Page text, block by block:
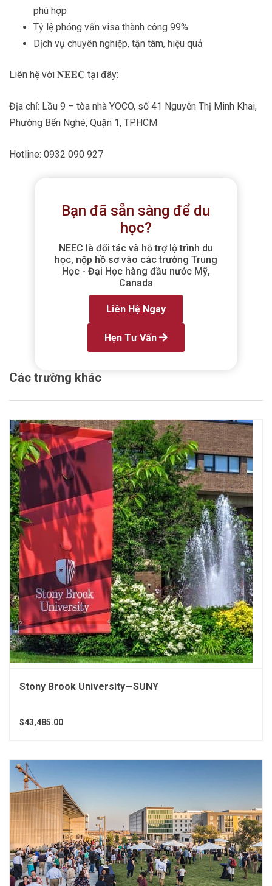
phù hợp
Tỷ lệ phỏng vấn visa thành công 99%
Dịch vụ chuyên nghiệp, tận tâm, hiệu quả
Liên hệ với 𝐍𝐄𝐄𝐂 tại đây:
Địa chỉ: Lầu 9 – tòa nhà YOCO, số 41 Nguyễn Thị Minh Khai,
Phường Bến Nghé, Quận 1, TP.HCM
Hotline: 0932 090 927
Bạn đã sẵn sàng để du
học?
NEEC là đối tác và hỗ trợ lộ trình du
học, nộp hồ sơ vào các trường Trung
Học - Đại Học hàng đầu nước Mỹ,
Canada
Liên Hệ Ngay
Hẹn Tư Vấn
Các trường khác
Stony Brook University—SUNY
$43,485.00